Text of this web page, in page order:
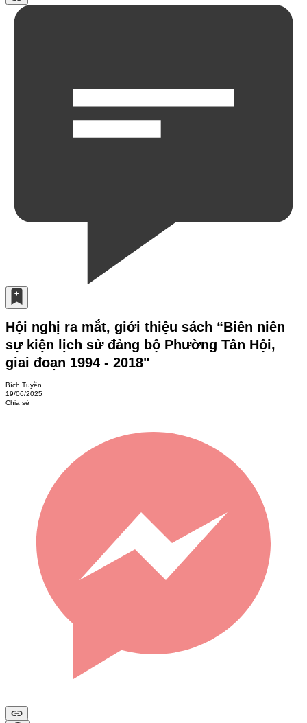
Hội nghị ra mắt, giới thiệu sách “Biên niên
sự kiện lịch sử đảng bộ Phường Tân Hội,
giai đoạn 1994 - 2018"
Bích Tuyền
19/06/2025
Chia sẻ